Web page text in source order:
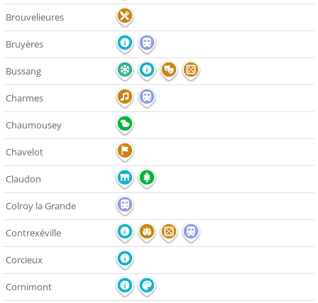
Brouvelieures
Bruyères
Bussang
Charmes
Chaumousey
Chavelot
Claudon
Colroy la Grande
Contrexéville
Corcieux
Cornimont